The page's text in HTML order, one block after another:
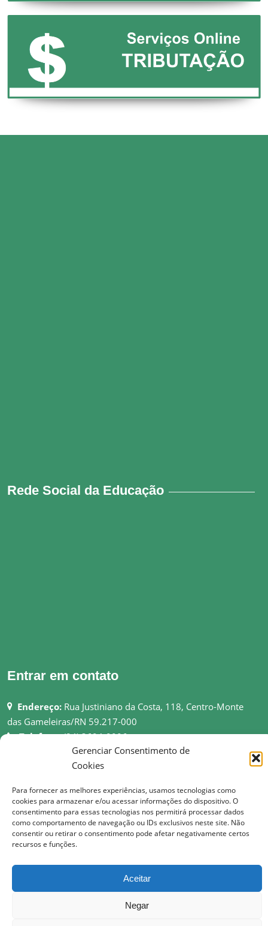
Gerenciar Consentimento de
Cookies
Para fornecer as melhores experiências, usamos tecnologias como
cookies para armazenar e/ou acessar informações do dispositivo. O
consentimento para essas tecnologias nos permitirá processar dados
como comportamento de navegação ou IDs exclusivos neste site. Não
consentir ou retirar o consentimento pode afetar negativamente certos
recursos e funções.
Aceitar
Negar
Rede Social da Educação
Entrar em contato
Endereço: Rua Justiniano da Costa, 118, Centro-Monte
das Gameleiras/RN 59.217-000
Telefone:(84) 3694-0006
pmmgameleiras@hotmail.com
http://montedasgameleiras.rn.gov.br
Atendimento ao Público: 08h as 13h